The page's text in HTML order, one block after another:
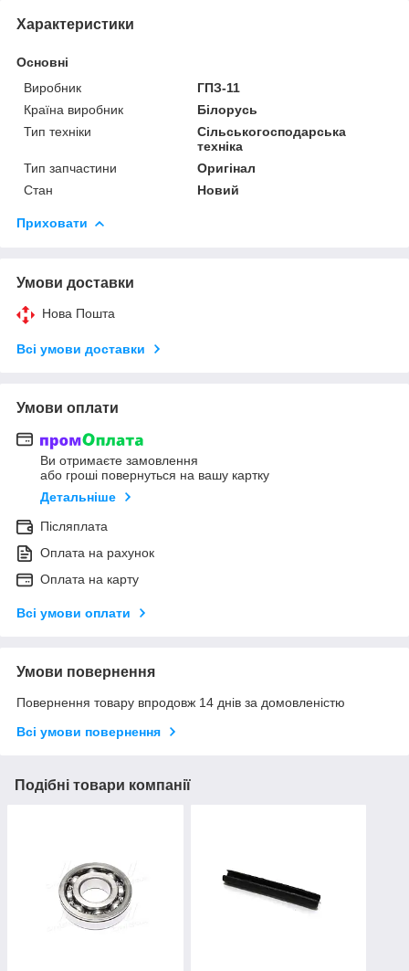
Характеристики
Основні
Виробник
ГПЗ-11
Країна виробник
Білорусь
Тип техніки
Сільськогосподарська
техніка
Тип запчастини
Оригінал
Стан
Новий
Приховати
Умови доставки
Нова Пошта
Всі умови доставки
Умови оплати
Ви отримаєте замовлення
або гроші повернуться на вашу картку
Детальніше
Післяплата
Оплата на рахунок
Оплата на карту
Всі умови оплати
Умови повернення
Повернення товару впродовж 14 днів за домовленістю
Всі умови повернення
Подібні товари компанії